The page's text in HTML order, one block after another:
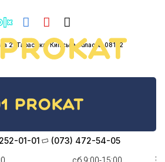
2, Тарасівка, Київська область, 08132
01-01 (073) 472-54-05